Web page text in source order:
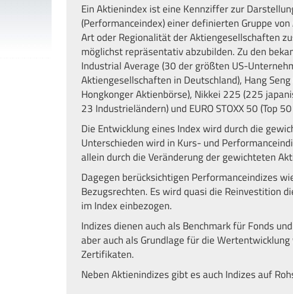
Ein Aktienindex ist eine Kennziffer zur
(Performanceindex) einer definierten Gruppe
Art oder Regionalität der Aktiengesellschaften
möglichst repräsentativ abzubilden. Zu den
Industrial Average (30 der größten US-
Aktiengesellschaften in Deutschland), Hang
Hongkonger Aktienbörse), Nikkei 225 (225
23 Industrieländern) und EURO STOXX 50 (Top
Die Entwicklung eines Index wird durch die
Unterschieden wird in Kurs- und
allein durch die Veränderung der gewichteten
Dagegen berücksichtigen Performanceindizes
Bezugsrechten. Es wird quasi die Reinvestition
im Index einbezogen.
Indizes dienen auch als Benchmark für Fonds
aber auch als Grundlage für die
Zertifikaten.
Neben Aktienindizes gibt es auch Indizes auf